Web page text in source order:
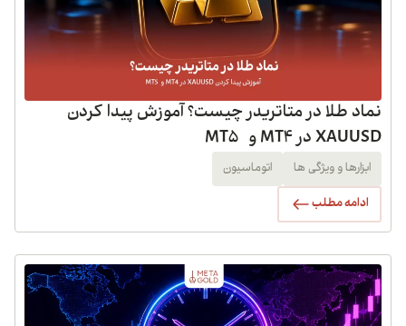
نماد طلا در متاتریدر چیست؟ آموزش پیدا کردن
XAUUSD در MT4 و MT5
ابزارها و ویژگی ها اتوماسیون
ادامه مطلب